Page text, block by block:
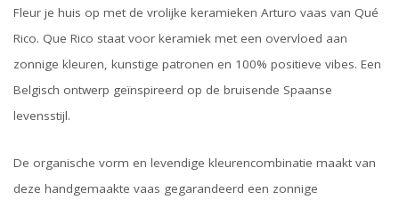
Fleur je huis op met de vrolijke keramieken Arturo vaas van Qué
Rico. Que Rico staat voor keramiek met een overvloed aan
zonnige kleuren, kunstige patronen en 100% positieve vibes. Een
Belgisch ontwerp geïnspireerd op de bruisende Spaanse
levensstijl.
De organische vorm en levendige kleurencombinatie maakt van
deze handgemaakte vaas gegarandeerd een zonnige